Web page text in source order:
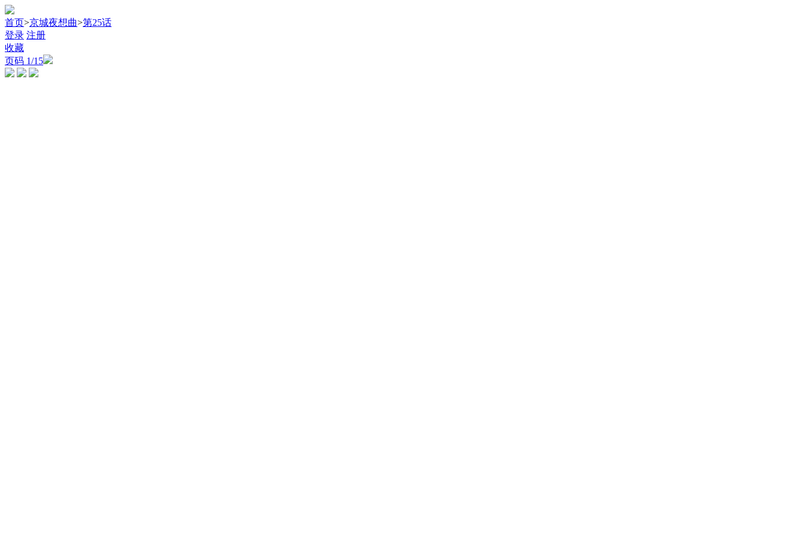
首页>京城夜想曲>第25话
登录 注册
收藏
页码 1/15